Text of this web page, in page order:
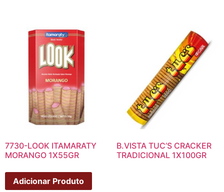
7730-LOOK ITAMARATY
MORANGO 1X55GR
Adicionar Produto
B.VISTA TUC’S CRACKER
TRADICIONAL 1X100GR